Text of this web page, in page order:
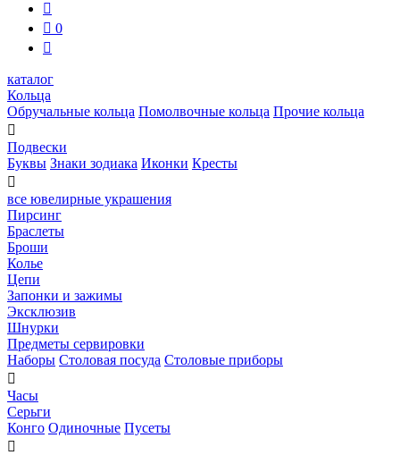

 0

каталог
Кольца
Обручальные кольца Помолвочные кольца Прочие кольца

Подвески
Буквы Знаки зодиака Иконки Кресты

все ювелирные украшения
Пирсинг
Браслеты
Броши
Колье
Цепи
Запонки и зажимы
Эксклюзив
Шнурки
Предметы сервировки
Наборы Столовая посуда Столовые приборы

Часы
Серьги
Конго Одиночные Пусеты
